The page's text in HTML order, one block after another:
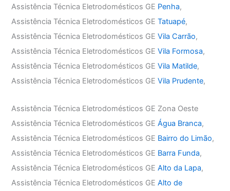
Assistência Técnica Eletrodomésticos GE Penha,
Assistência Técnica Eletrodomésticos GETatuapé,
Assistência Técnica Eletrodomésticos GEVila Carrão,
Assistência Técnica Eletrodomésticos GEVila Formosa,
Assistência Técnica Eletrodomésticos GEVila Matilde,
Assistência Técnica Eletrodomésticos GEVila Prudente,
Assistência Técnica Eletrodomésticos GE Zona Oeste
Assistência Técnica Eletrodomésticos GEÁgua Branca,
Assistência Técnica Eletrodomésticos GE Bairro do Limão,
Assistência Técnica Eletrodomésticos GE Barra Funda,
Assistência Técnica Eletrodomésticos GEAlto da Lapa,
Assistência Técnica Eletrodomésticos GEAlto de